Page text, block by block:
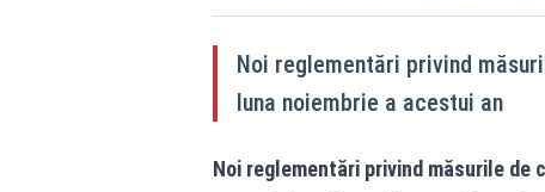
Noi reglementări privind
luna noiembrie a acestui an
Noi reglementări privind măsurile de